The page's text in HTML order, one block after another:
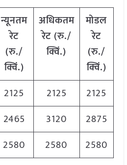
न्यूनतम
रेट
(रु./
क्विं.)
अधिकतम
रेट (रु./
क्विं.)
मोडल
रेट
(रु./
क्विं.)
2125 2125
2125
2465 3120
2875
2580 2580 2580